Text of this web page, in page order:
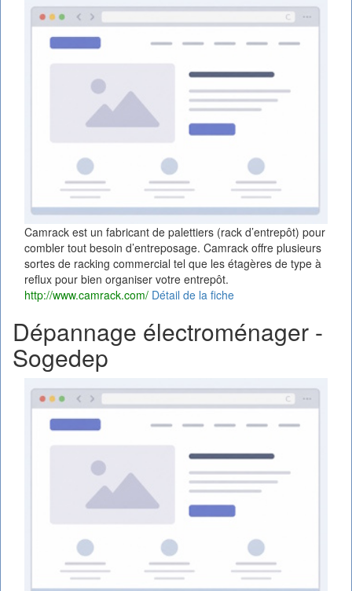
Camrack est un fabricant de palettiers (rack d’entrepôt) pour
combler tout besoin d’entreposage. Camrack offre plusieurs
sortes de racking commercial tel que les étagères de type à
reflux pour bien organiser votre entrepôt.
http://www.camrack.com/ Détail de la fiche
Dépannage électroménager -
Sogedep